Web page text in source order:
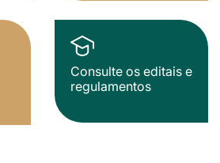
Consulte os editais e
regulamentos